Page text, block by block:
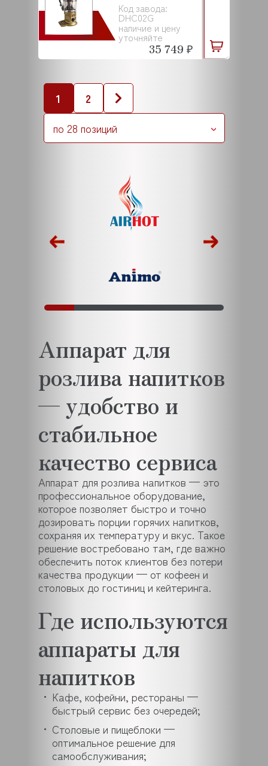
Код завода:
DHC02G
наличие и цену
уточняйте
35 749 ₽
1
2
по 28 позиций
Аппарат для
розлива напитков
— удобство и
стабильное
качество сервиса
Аппарат для розлива напитков — это
профессиональное оборудование,
которое позволяет быстро и точно
дозировать порции горячих напитков,
сохраняя их температуру и вкус. Такое
решение востребовано там, где важно
обеспечить поток клиентов без потери
качества продукции — от кофеен и
столовых до гостиниц и кейтеринга.
Где используются
аппараты для
напитков
Кафе, кофейни, рестораны —
быстрый сервис без очередей;
Столовые и пищеблоки —
оптимальное решение для
самообслуживания;